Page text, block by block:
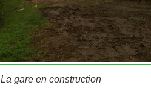
La gare en construction